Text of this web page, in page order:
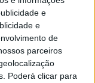
e
e
de
parceiros
Poderá clicar para
voltas em
desde o chuvoso
dar tudo de